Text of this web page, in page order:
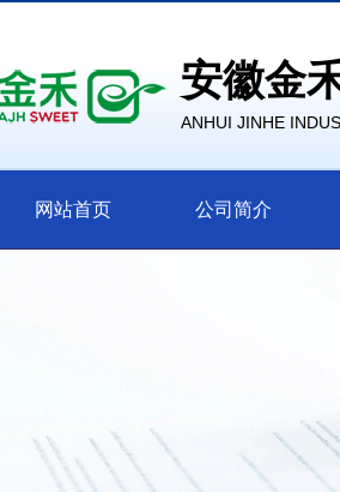
安徽金
ANHUI JINHE
网站首页 公司简介